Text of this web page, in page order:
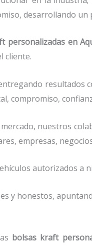
desarrollando
personalizadas en
cliente.
resultados
compromiso,
nuestros
empresas,
autorizados a
y honestos,
bolsas kraft